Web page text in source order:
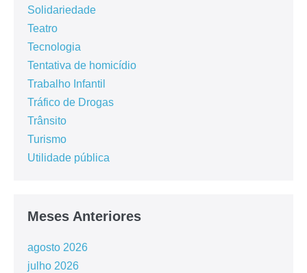
Solidariedade
Teatro
Tecnologia
Tentativa de homicídio
Trabalho Infantil
Tráfico de Drogas
Trânsito
Turismo
Utilidade pública
Meses Anteriores
agosto 2026
julho 2026